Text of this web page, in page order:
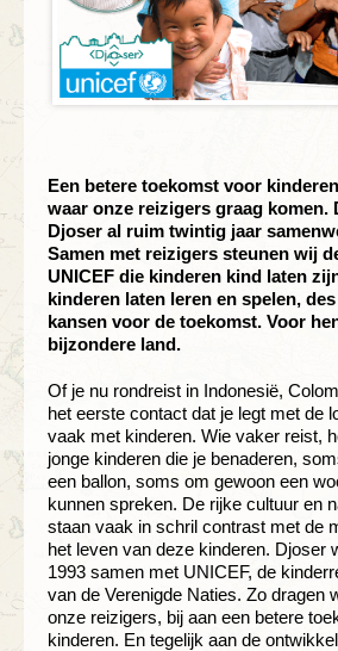
Een betere toekomst voor
waar onze reizigers graag komen.
Djoser al ruim twintig jaar
Samen met reizigers steunen wij
UNICEF die kinderen kind laten
kinderen laten leren en spelen,
kansen voor de toekomst. Voor
bijzondere land.
Of je nu rondreist in Indonesië,
het eerste contact dat je legt met de
vaak met kinderen. Wie vaker reist,
jonge kinderen die je benaderen,
een ballon, soms om gewoon een
kunnen spreken. De rijke cultuur en
staan vaak in schril contrast met de
het leven van deze kinderen. Djoser
1993 samen met UNICEF, de
van de Verenigde Naties. Zo dragen
onze reizigers, bij aan een betere
kinderen. En tegelijk aan de